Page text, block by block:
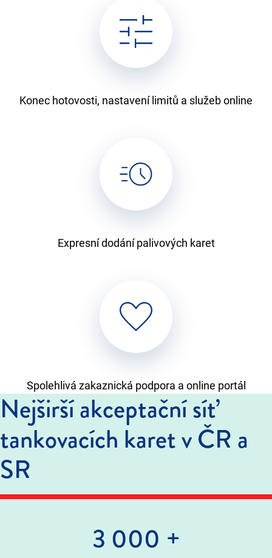
Konec hotovosti, nastavení limitů a služeb online
Expresní dodání palivových karet
Spolehlivá zakaznická podpora a online portál
Nejširší akceptační síť
tankovacích karet v ČR a
SR
3 000 +